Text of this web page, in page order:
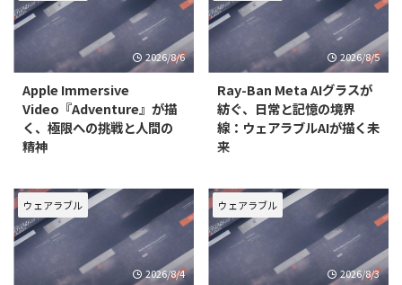
2026/8/6
Apple Immersive
Video『Adventure』が描
く、極限への挑戦と人間の
精神
私たちの映像体験を根底から変え
つつあります。特に、Apple
Vision Proで提供されるApple
Immersive Videoは、単なる視聴
を超え、まるでその場にいるかの
ような圧倒的な没入感を可能にし
2026/8/5
Ray-Ban Meta AIグラスが
紡ぐ、日常と記憶の境界
線：ウェアラブルAIが描く未
来
活に深く浸透し、その境界線はま
すます曖昧になりつつあります。
特に「ウェアラブル」という概念
は、単なるデバイスの装着を超
え、人間の知覚や記憶、コミュニ
ケーションのあり方そのものを変
ウェアラブル
2026/8/4
ウェアラブル
2026/8/3